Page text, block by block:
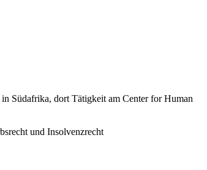
Südafrika, dort Tätigkeit am Center for Human
und Insolvenzrecht